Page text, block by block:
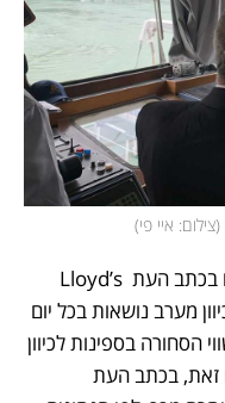
(צילום: איי פי)
הנתון הזה מבוסס על הערכות שביצעו בכתב העת Lloyd’s